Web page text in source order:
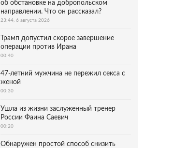
об обстановке на добропольском
направлении. Что он рассказал?
23:44, 6 августа 2026
Трамп допустил скорое завершение
операции против Ирана
00:40
47-летний мужчина не пережил секса с
женой
00:30
Ушла из жизни заслуженный тренер
России Фаина Саевич
00:20
Обнаружен простой способ снизить